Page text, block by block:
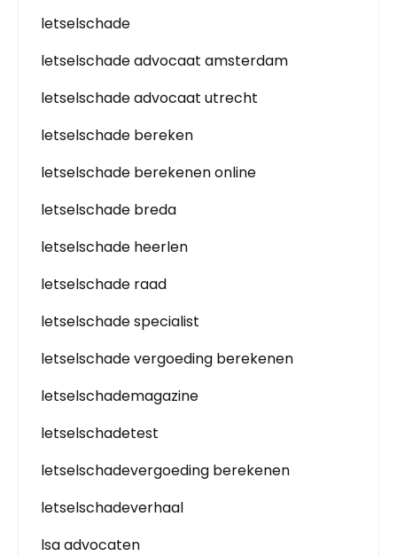
letselschade
letselschade advocaat amsterdam
letselschade advocaat utrecht
letselschade bereken
letselschade berekenen online
letselschade breda
letselschade heerlen
letselschade raad
letselschade specialist
letselschade vergoeding berekenen
letselschademagazine
letselschadetest
letselschadevergoeding berekenen
letselschadeverhaal
lsa advocaten